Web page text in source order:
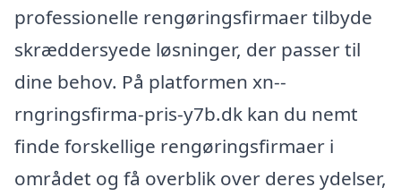
professionelle rengøringsfirmaer tilbyde
skræddersyede løsninger, der passer til
dine behov. På platformen xn--
rngringsfirma-pris-y7b.dk kan du nemt
finde forskellige rengøringsfirmaer i
området og få overblik over deres ydelser,